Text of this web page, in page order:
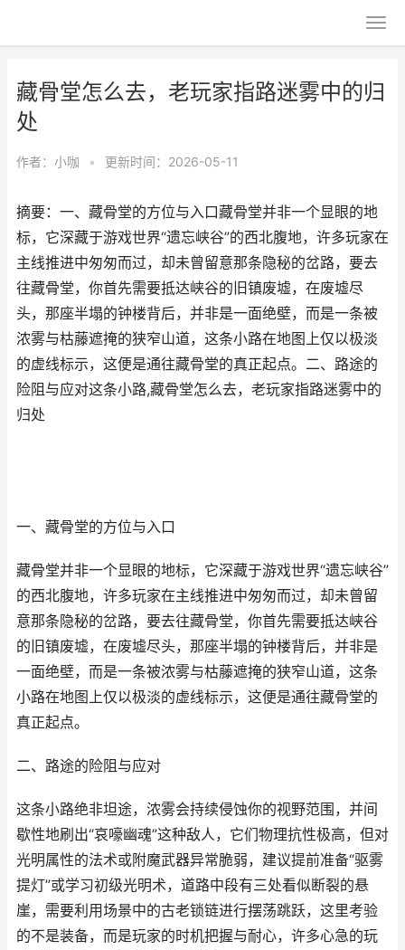
藏骨堂怎么去，老玩家指路迷雾中的归
处
作者： 小咖 • 更新时间：2026-05-11
摘要：一、藏骨堂的方位与入口藏骨堂并非一个显眼的地
标，它深藏于游戏世界“遗忘峡谷”的西北腹地，许多玩家在
主线推进中匆匆而过，却未曾留意那条隐秘的岔路，要去
往藏骨堂，你首先需要抵达峡谷的旧镇废墟，在废墟尽
头，那座半塌的钟楼背后，并非是一面绝壁，而是一条被
浓雾与枯藤遮掩的狭窄山道，这条小路在地图上仅以极淡
的虚线标示，这便是通往藏骨堂的真正起点。二、路途的
险阻与应对这条小路,藏骨堂怎么去，老玩家指路迷雾中的
归处
一、藏骨堂的方位与入口
藏骨堂并非一个显眼的地标，它深藏于游戏世界“遗忘峡谷”
的西北腹地，许多玩家在主线推进中匆匆而过，却未曾留
意那条隐秘的岔路，要去往藏骨堂，你首先需要抵达峡谷
的旧镇废墟，在废墟尽头，那座半塌的钟楼背后，并非是
一面绝壁，而是一条被浓雾与枯藤遮掩的狭窄山道，这条
小路在地图上仅以极淡的虚线标示，这便是通往藏骨堂的
真正起点。
二、路途的险阻与应对
这条小路绝非坦途，浓雾会持续侵蚀你的视野范围，并间
歇性地刷出“哀嚎幽魂”这种敌人，它们物理抗性极高，但对
光明属性的法术或附魔武器异常脆弱，建议提前准备“驱雾
提灯”或学习初级光明术，道路中段有三处看似断裂的悬
崖，需要利用场景中的古老锁链进行摆荡跳跃，这里考验
的不是装备，而是玩家的时机把握与耐心，许多心急的玩